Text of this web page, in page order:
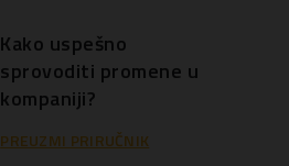
Kako uspešno
sprovoditi promene u
kompaniji?
PREUZMI PRIRUČNIK